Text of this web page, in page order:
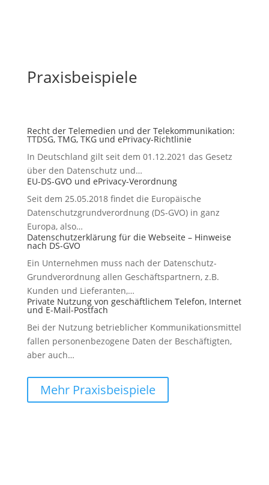
Praxisbeispiele
Recht der Telemedien und der Telekommunikation:
TTDSG, TMG, TKG und ePrivacy-Richtlinie
In Deutschland gilt seit dem 01.12.2021 das Gesetz
über den Datenschutz und…
EU-DS-GVO und ePrivacy-Verordnung
Seit dem 25.05.2018 findet die Europäische
Datenschutzgrundverordnung (DS-GVO) in ganz
Europa, also…
Datenschutzerklärung für die Webseite – Hinweise
nach DS-GVO
Ein Unternehmen muss nach der Datenschutz-
Grundverordnung allen Geschäftspartnern, z.B.
Kunden und Lieferanten,…
Private Nutzung von geschäftlichem Telefon, Internet
und E-Mail-Postfach
Bei der Nutzung betrieblicher Kommunikationsmittel
fallen personenbezogene Daten der Beschäftigten,
aber auch…
Mehr Praxisbeispiele